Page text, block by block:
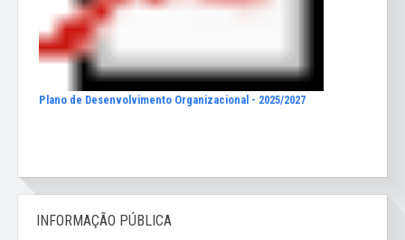
Plano de Desenvolvimento Organizacional - 2025/2027
INFORMAÇÃO PÚBLICA